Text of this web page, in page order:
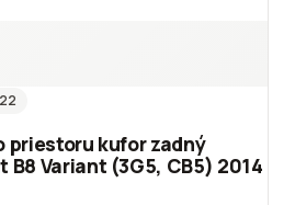
priestoru kufor zadný
B8 Variant (3G5, CB5) 2014